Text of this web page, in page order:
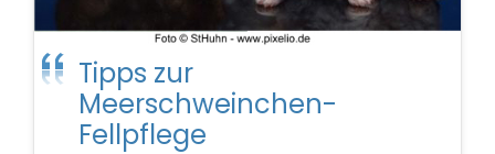
Tipps zur
Meerschweinchen-
Fellpflege